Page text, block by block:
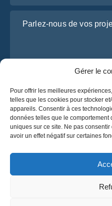
Gérer le
Pour offrir les meilleures
telles que les cookies pour stocker
appareils. Consentir à ces
données telles que le
uniques sur ce site. Ne pas
avoir un effet négatif sur certaines
J’ai lu et j’accepte la
d’OsaBus.